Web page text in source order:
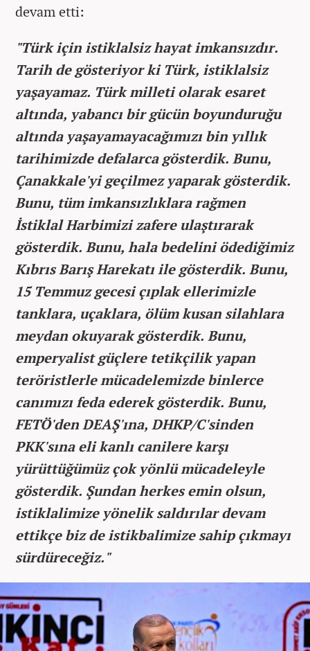
devam etti:
"Türk için istiklalsiz hayat imkansızdır.
Tarih de gösteriyor ki Türk, istiklalsiz
yaşayamaz. Türk milleti olarak esaret
altında, yabancı bir gücün boyunduruğu
altında yaşayamayacağımızı bin yıllık
tarihimizde defalarca gösterdik. Bunu,
Çanakkale'yi geçilmez yaparak gösterdik.
Bunu, tüm imkansızlıklara rağmen
İstiklal Harbimizi zafere ulaştırarak
gösterdik. Bunu, hala bedelini ödediğimiz
Kıbrıs Barış Harekatı ile gösterdik. Bunu,
15 Temmuz gecesi çıplak ellerimizle
tanklara, uçaklara, ölüm kusan silahlara
meydan okuyarak gösterdik. Bunu,
emperyalist güçlere tetikçilik yapan
teröristlerle mücadelemizde binlerce
canımızı feda ederek gösterdik. Bunu,
FETÖ'den DEAŞ'ına, DHKP/C'sinden
PKK'sına eli kanlı canilere karşı
yürüttüğümüz çok yönlü mücadeleyle
gösterdik. Şundan herkes emin olsun,
istiklalimize yönelik saldırılar devam
ettikçe biz de istikbalimize sahip çıkmayı
sürdüreceğiz."